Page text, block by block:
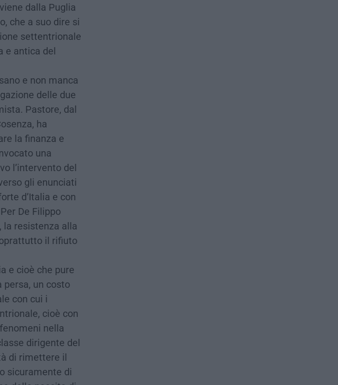
dalla Puglia
che a suo dire si
settentrionale
e antica del
e non manca
delle due
Pastore, dal
ha
la finanza e
una
l’intervento del
gli enunciati
d’Italia e con
De Filippo
la resistenza alla
il rifiuto
e cioè che pure
un costo
con cui i
cioè con
nella
dirigente del
di rimettere il
sicuramente di